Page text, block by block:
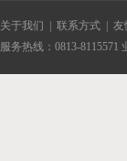
关于我们 联系方式 友
服务热线：0813-